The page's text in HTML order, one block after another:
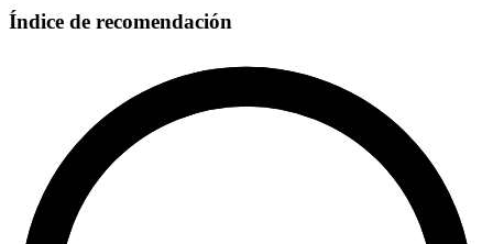
Índice de recomendación